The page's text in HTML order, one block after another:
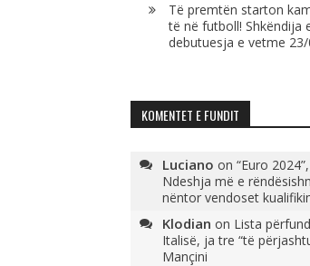
Të premtën starton
të në futboll! Shkëndija
debutuesja e vetme
KOMENTET E FUNDIT
Luciano on “Euro
Ndeshja më e
nëntor vendoset
Klodian on Lista
Italisë, ja tre “të
Mançini